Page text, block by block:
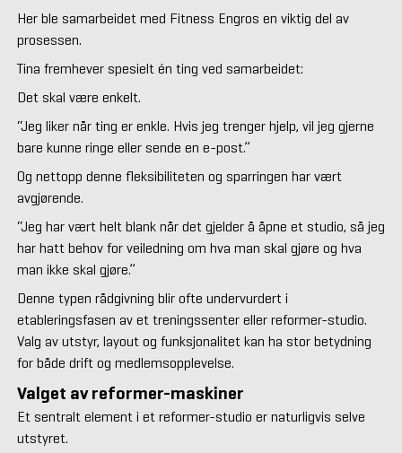
Her ble samarbeidet med Fitness Engros en viktig del av
prosessen.
Tina fremhever spesielt én ting ved samarbeidet:
Det skal være enkelt.
“Jeg liker når ting er enkle. Hvis jeg trenger hjelp, vil jeg gjerne
bare kunne ringe eller sende en e-post.”
Og nettopp denne fleksibiliteten og sparringen har vært
avgjørende.
“Jeg har vært helt blank når det gjelder å åpne et studio, så jeg
har hatt behov for veiledning om hva man skal gjøre og hva
man ikke skal gjøre.”
Denne typen rådgivning blir ofte undervurdert i
etableringsfasen av et treningssenter eller reformer-studio.
Valg av utstyr, layout og funksjonalitet kan ha stor betydning
for både drift og medlemsopplevelse.
Valget av reformer-maskiner
Et sentralt element i et reformer-studio er naturligvis selve
utstyret.